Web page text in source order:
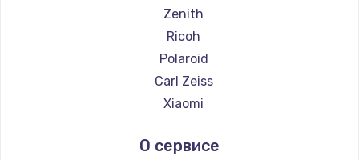
Замена температурного датчика
2500 руб.
Замена электроконфорки
Zenith
Ricoh
Polaroid
Carl Zeiss
Xiaomi
Kodak
О сервисе